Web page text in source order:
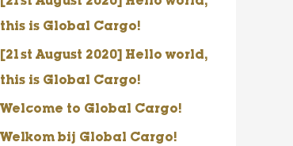
a
a
r
:
this is Global Cargo!
[21st August 2020] Hello world,
this is Global Cargo!
Welcome to Global Cargo!
Welkom bij Global Cargo!